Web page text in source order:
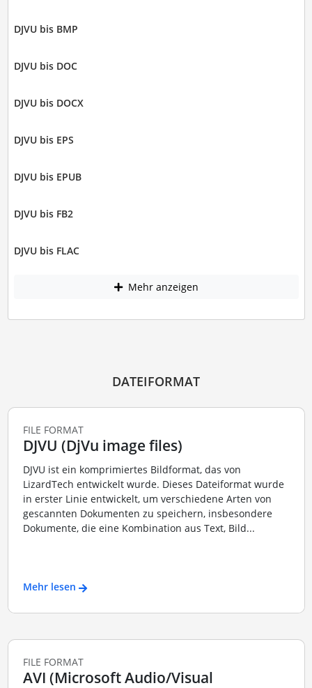
DJVU bis BMP
DJVU bis DOC
DJVU bis DOCX
DJVU bis EPS
DJVU bis EPUB
DJVU bis FB2
DJVU bis FLAC
Mehr anzeigen
DATEIFORMAT
FILE FORMAT
DJVU (DjVu image files)
DJVU ist ein komprimiertes Bildformat, das von
LizardTech entwickelt wurde. Dieses Dateiformat wurde
in erster Linie entwickelt, um verschiedene Arten von
gescannten Dokumenten zu speichern, insbesondere
Dokumente, die eine Kombination aus Text, Bild...
Mehr lesen
FILE FORMAT
AVI (Microsoft Audio/Visual